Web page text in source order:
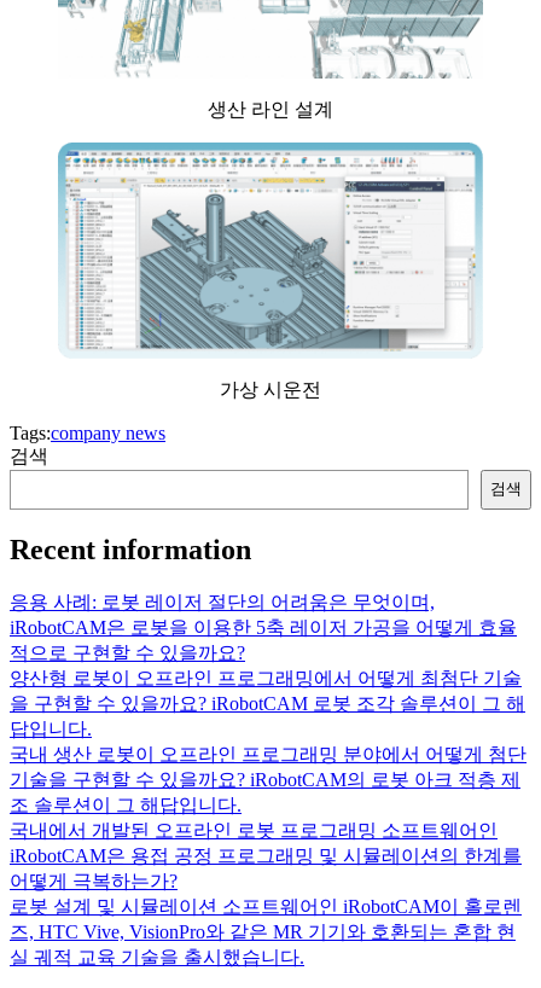
생산 라인 설계
가상 시운전
Tags:company news
검색
검색
Recent information
응용 사례: 로봇 레이저 절단의 어려움은 무엇이며,
iRobotCAM은 로봇을 이용한 5축 레이저 가공을 어떻게 효율
적으로 구현할 수 있을까요?
양산형 로봇이 오프라인 프로그래밍에서 어떻게 최첨단 기술
을 구현할 수 있을까요? iRobotCAM 로봇 조각 솔루션이 그 해
답입니다.
국내 생산 로봇이 오프라인 프로그래밍 분야에서 어떻게 첨단
기술을 구현할 수 있을까요? iRobotCAM의 로봇 아크 적층 제
조 솔루션이 그 해답입니다.
국내에서 개발된 오프라인 로봇 프로그래밍 소프트웨어인
iRobotCAM은 용접 공정 프로그래밍 및 시뮬레이션의 한계를
어떻게 극복하는가?
로봇 설계 및 시뮬레이션 소프트웨어인 iRobotCAM이 홀로렌
즈, HTC Vive, VisionPro와 같은 MR 기기와 호환되는 혼합 현
실 궤적 교육 기술을 출시했습니다.